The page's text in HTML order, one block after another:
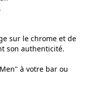
sur le chrome et de
son authenticité.
à votre bar ou